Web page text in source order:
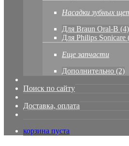
Насадки зубных
Для Braun Oral-B (4)
Для Philips Sonicare
Еще запчасти
Дополнительно (2)
Поиск по сайту
Доставка, оплата
корзина пуста